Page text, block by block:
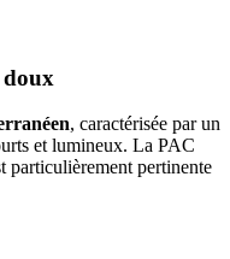
doux
, caractérisée par un
et lumineux. La PAC
particulièrement pertinente